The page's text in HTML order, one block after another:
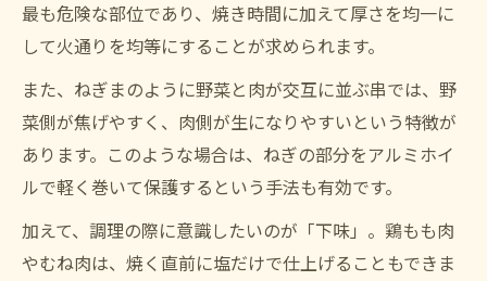
最も危険な部位であり、焼き時間に加えて厚さを均一に
して火通りを均等にすることが求められます。
また、ねぎまのように野菜と肉が交互に並ぶ串では、野
菜側が焦げやすく、肉側が生になりやすいという特徴が
あります。このような場合は、ねぎの部分をアルミホイ
ルで軽く巻いて保護するという手法も有効です。
加えて、調理の際に意識したいのが「下味」。鶏もも肉
やむね肉は、焼く直前に塩だけで仕上げることもできま